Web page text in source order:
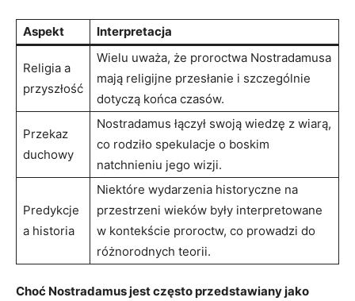
Aspekt Interpretacja
Religia‍ a
‌przyszłość
Wielu uważa, że proroctwa Nostradamusa
‍mają religijne przesłanie ⁢i ⁢szczególnie
dotyczą końca czasów.
Przekaz
‍duchowy
Nostradamus łączył⁣ swoją wiedzę z wiarą,
co rodziło spekulacje o ​boskim
natchnieniu jego wizji.
Predykcje
‍a historia
Niektóre⁣ wydarzenia historyczne na
przestrzeni wieków były interpretowane
⁤w⁢ kontekście ⁤proroctw, ⁤co ‌prowadzi do
różnorodnych teorii.
Choć Nostradamus jest często‌ przedstawiany jako